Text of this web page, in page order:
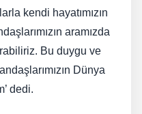
kendi hayatımızın
aramızda
Bu duygu ve
Dünya
dedi.